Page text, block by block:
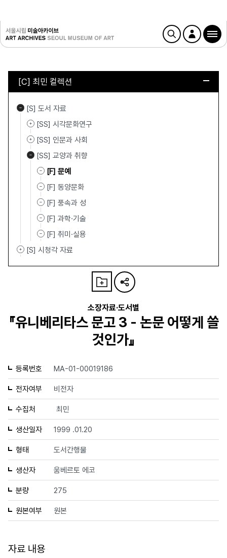
[C] 최민 컬렉션
[S] 도서 자료
[SS] 시각문화연구
[SS] 인문과 사회
[SS] 교양과 취향
[F] 문예
[F] 동양문화
[F] 풍속과 성
[F] 과학·기술
[F] 취미·실용
[S] 시청각 자료
소장자료·도서별
『유니베리타스 문고 3 - 논문 어떻게 쓸
것인가』
등록번호 MA-01-00019186
전자여부 비전자
수집처 최민
생산일자 1999 .01.20
형태 도서간행물
생산자 움베르토 에코
분량 275
원본여부 원본
자료 내용